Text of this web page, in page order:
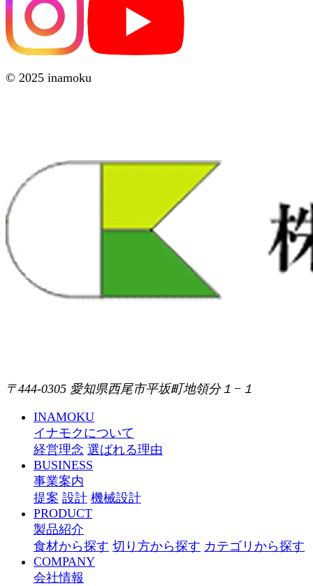
© 2025 inamoku
〒444-0305 愛知県西尾市平坂町地領分１−１
INAMOKU
イナモクについて
経営理念 選ばれる理由
BUSINESS
事業案内
提案 設計 機械設計
PRODUCT
製品紹介
食材から探す 切り方から探す カテゴリから探す
COMPANY
会社情報